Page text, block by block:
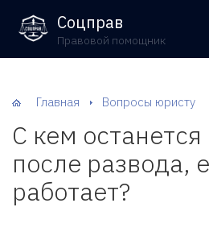
8 (800) 302-
Соцправ
Правовой помощник
Главная Вопросы юристу
С кем
после развода,
работает?